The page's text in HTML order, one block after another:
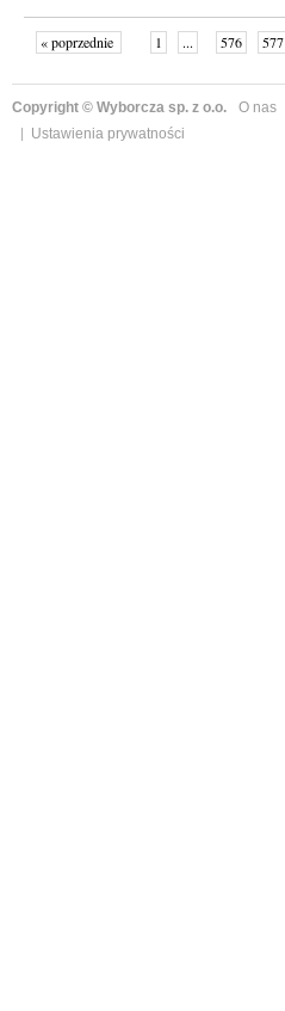
« poprzednie 1 ... 576 577
Copyright © Wyborcza sp. z o.o. O nas
Ustawienia prywatności